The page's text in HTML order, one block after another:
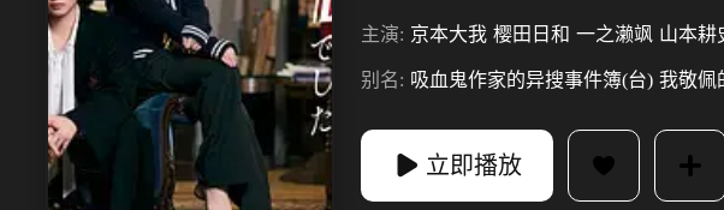
主演: 京本大我 樱田日和 一之濑飒 山本耕
别名: 吸血鬼作家的异搜事件簿(台) 我敬佩
立即播放